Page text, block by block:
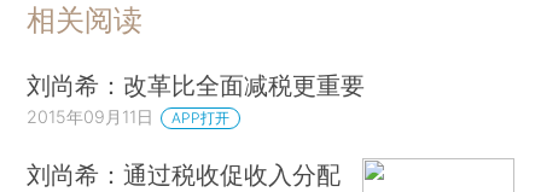
相关阅读
刘尚希：改革比全面减税更重要
2015年09月11日 APP打开
刘尚希：通过税收促收入分配